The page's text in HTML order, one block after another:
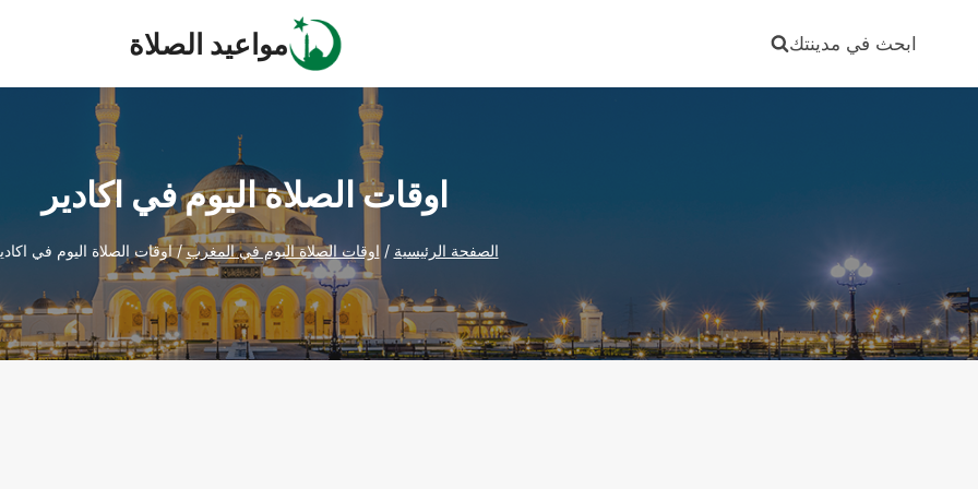
ابحث في مدينتك مواعيد الصلاة
اوقات الصلاة اليوم في اكادير
الصفحة الرئيسية / اوقات الصلاة اليوم في المغرب/اوقات الصلاة اليوم في